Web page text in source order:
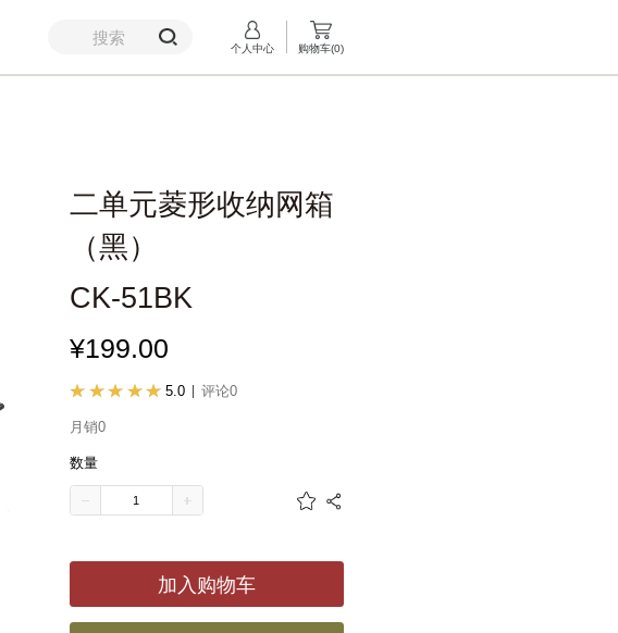
个人中心 购物车(0)
二单元菱形收纳网箱
（黑）
CK-51BK
¥199.00
5.0 评论0
月销0
数量
加入购物车